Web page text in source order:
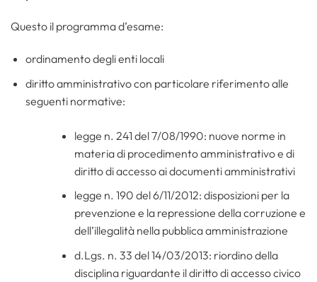
Questo il programma d’esame:
ordinamento degli enti locali
diritto amministrativo con particolare riferimento alle
seguenti normative:
legge n. 241 del 7/08/1990: nuove norme in
materia di procedimento amministrativo e di
diritto di accesso ai documenti amministrativi
legge n. 190 del 6/11/2012: disposizioni per la
prevenzione e la repressione della corruzione e
dell’illegalità nella pubblica amministrazione
d.Lgs. n. 33 del 14/03/2013: riordino della
disciplina riguardante il diritto di accesso civico